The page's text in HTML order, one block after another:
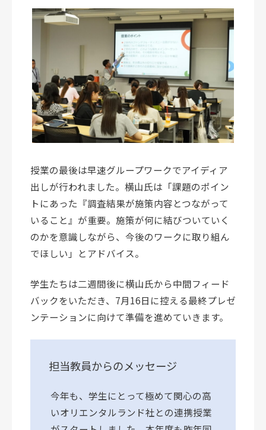
授業の最後は早速グループワークでアイディア
出しが行われました。横山氏は「課題のポイン
トにあった『調査結果が施策内容とつながって
いること』が重要。施策が何に結びついていく
のかを意識しながら、今後のワークに取り組ん
でほしい」とアドバイス。
学生たちは二週間後に横山氏から中間フィード
バックをいただき、7月16日に控える最終プレゼ
ンテーションに向けて準備を進めていきます。
担当教員からのメッセージ
今年も、学生にとって極めて関心の高
いオリエンタルランド社との連携授業